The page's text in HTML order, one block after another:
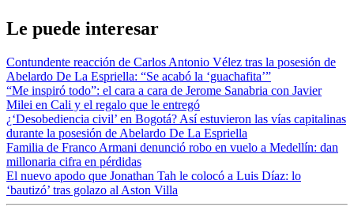
Le puede interesar
Contundente reacción de Carlos Antonio Vélez tras la posesión de
Abelardo De La Espriella: “Se acabó la ‘guachafita’”
“Me inspiró todo”: el cara a cara de Jerome Sanabria con Javier
Milei en Cali y el regalo que le entregó
¿‘Desobediencia civil’ en Bogotá? Así estuvieron las vías capitalinas
durante la posesión de Abelardo De La Espriella
Familia de Franco Armani denunció robo en vuelo a Medellín: dan
millonaria cifra en pérdidas
El nuevo apodo que Jonathan Tah le colocó a Luis Díaz: lo
‘bautizó’ tras golazo al Aston Villa